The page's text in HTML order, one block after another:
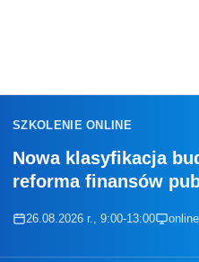
SZKOLENIE ONLINE
Nowa klasyfikacja
reforma finansów
26.08.2026 r., 9:00-13:00